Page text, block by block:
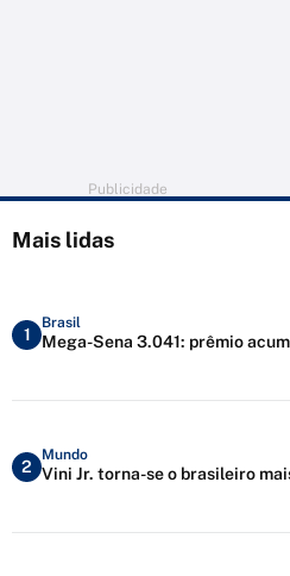
Publicidade
Mais lidas
1
Brasil
Mega-Sena 3.041: prêmio
2
Mundo
Vini Jr. torna-se o brasileiro